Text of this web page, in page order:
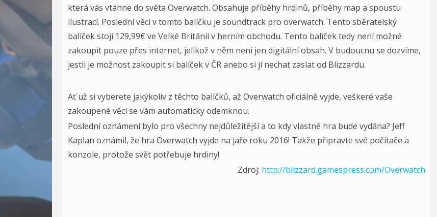
která vás vtáhne do světa Overwatch. Obsahuje příběhy hrdinů, příběhy map a spoustu
ilustrací. Poslední věcí v tomto balíčku je soundtrack pro overwatch. Tento sběratelský
balíček stojí 129,99€ ve Velké Británii v herním obchodu. Tento balíček tedy není možné
zakoupit pouze přes internet, jelikož v něm není jen digitální obsah. V budoucnu se dozvíme,
jestli je možnost zakoupit si balíček v ČR anebo si jí nechat zaslat od Blizzardu.
Ať už si vyberete jakýkoliv z těchto balíčků, až Overwatch oficiálně vyjde, veškeré vaše
zakoupené věci se vám automaticky odemknou.
Poslední oznámení bylo pro všechny nejdůležitější a to kdy vlastně hra bude vydána? Jeff
Kaplan oznámil, že hra Overwatch vyjde na jaře roku 2016! Takže připravte své počítače a
konzole, protože svět potřebuje hrdiny!
Zdroj: http://blizzard.gamespress.com/Overwatch